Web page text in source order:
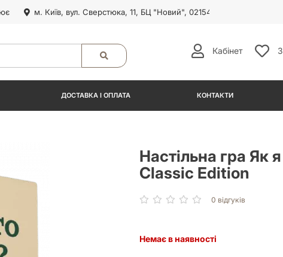
м. Київ, вул. Сверстюка, 11, БЦ "Новий", 02154
Кабінет
ДОСТАВКА І ОПЛАТА КОНТАКТИ
Настільна гра Як
Classic Edition
0 відгуків
Немає в наявності